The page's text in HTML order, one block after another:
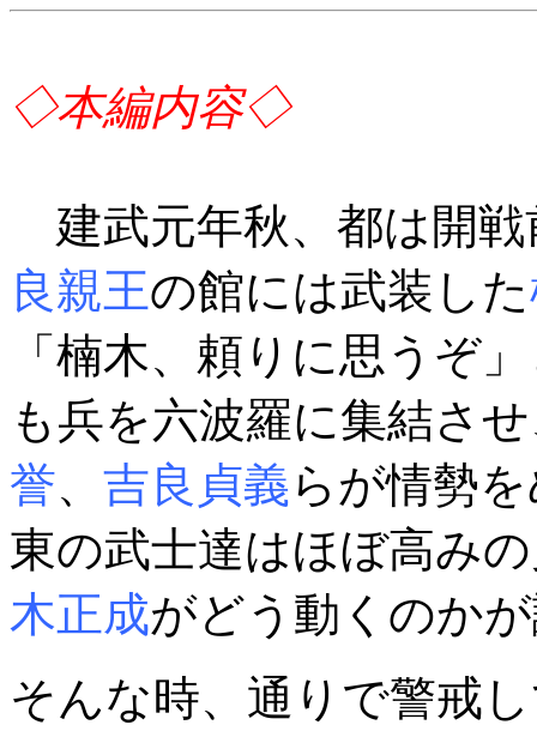
◇本編内容◇
建武元年秋、都は開
良親王の館には武装した
「楠木、頼りに思うぞ
も兵を六波羅に集結さ
誉、 吉良貞義らが情勢
東の武士達はほぼ高み
木正成がどう動くのか
そんな時、通りで警戒